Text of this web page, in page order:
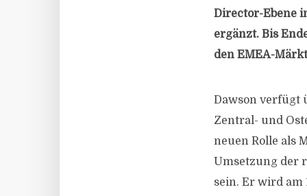
Director-Ebene
ergänzt. Bis
den EMEA-
Dawson verfügt
Zentral- und
neuen Rolle als
Umsetzung der
sein. Er wird am